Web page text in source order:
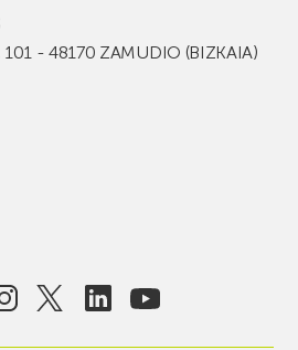
101 - 48170 ZAMUDIO (BIZKAIA)